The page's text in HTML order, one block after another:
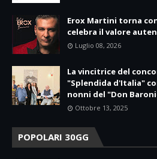
Erox Martini torna
celebra il valore
Luglio 08, 2026
La vincitrice del
"Splendida d'Italia"
nonni del "Don
Ottobre 13, 2025
POPOLARI 30GG